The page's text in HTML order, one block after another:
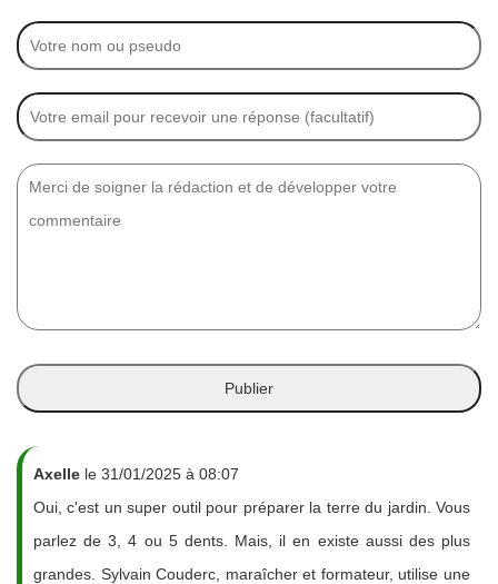
Axelle le 31/01/2025 à 08:07
Oui, c'est un super outil pour préparer la terre du jardin. Vous
parlez de 3, 4 ou 5 dents. Mais, il en existe aussi des plus
grandes. Sylvain Couderc, maraîcher et formateur, utilise une